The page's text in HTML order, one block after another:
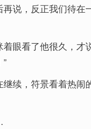
再说，反正我们待在
眼看了他很久，才
继续，符景看着热闹